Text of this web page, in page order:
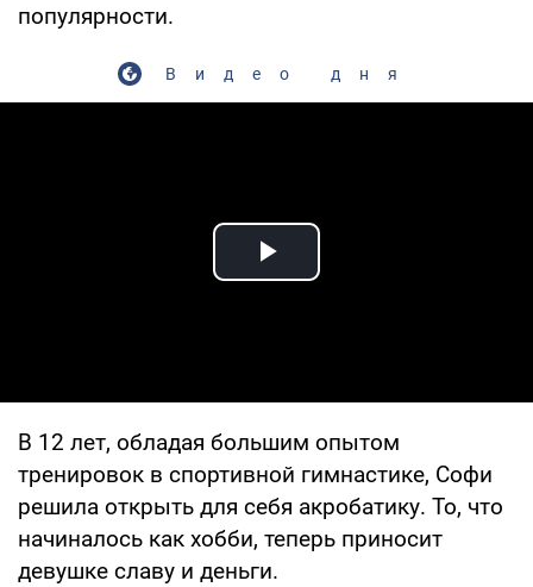
популярности.
Видео дня
Play Video
В 12 лет, обладая большим опытом
тренировок в спортивной гимнастике, Софи
решила открыть для себя акробатику. То, что
начиналось как хобби, теперь приносит
девушке славу и деньги.